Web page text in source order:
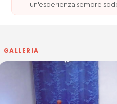
un'esperienza sempre
GALLERIA